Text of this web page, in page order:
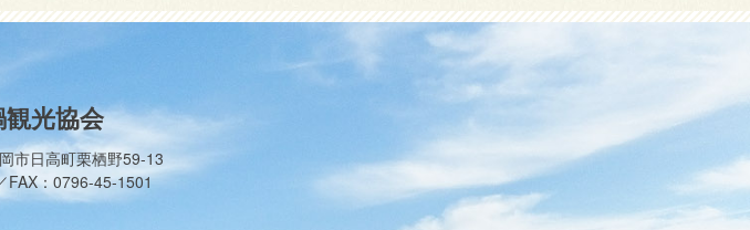
光協会
市日高町栗栖野59-13
FAX：0796-45-1501